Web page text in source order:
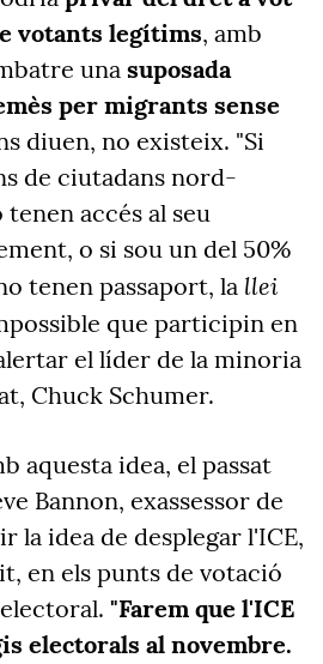
votants legítims, amb
una suposada
per migrants sense
diuen, no existeix. "Si
de ciutadans nord-
accés al seu
o si sou un del 50%
tenen passaport, la llei
que participin en
el líder de la minoria
Chuck Schumer.
aquesta idea, el passat
Bannon, exassessor de
la idea de desplegar l'ICE,
en els punts de votació
"Farem que l'ICE
electorals al novembre.